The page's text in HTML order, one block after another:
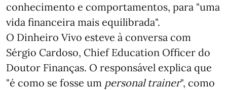
conhecimento e comportamentos, para "uma
vida financeira mais equilibrada".
O Dinheiro Vivo esteve à conversa com
Sérgio Cardoso, Chief Education Officer do
Doutor Finanças. O responsável explica que
"é como se fosse um personal trainer", como